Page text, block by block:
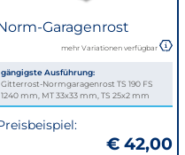
Garagenrost
mehr Variationen verfügbar
gängigste Ausführung:
Gitterrost-Normgaragenrost TS 190 FS
1240 mm, MT 33x33 mm, TS 25x2 mm
€ 42,00